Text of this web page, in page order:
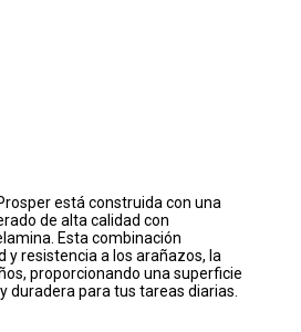
está construida con una
de alta calidad con
Esta combinación
y resistencia a los arañazos, la
proporcionando una superficie
duradera para tus tareas diarias.